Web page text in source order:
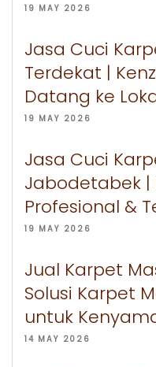
19 MAY 2026
Jasa Cuci
Terdekat |
Datang ke
19 MAY 2026
Jasa Cuci
Jabodetabek |
Profesional &
19 MAY 2026
Jual Karpet
Solusi Karpet
untuk
14 MAY 2026